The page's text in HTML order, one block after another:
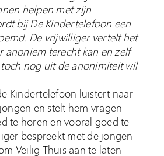
helpen met zijn
bij De Kindertelefoon een
De vrijwilliger vertelt het
anoniem terecht kan en zelf
nog uit de anonimiteit wil
Kindertelefoon luistert naar
en stelt hem vragen
te horen en vooral goed te
bespreekt met de jongen
Veilig Thuis aan te laten